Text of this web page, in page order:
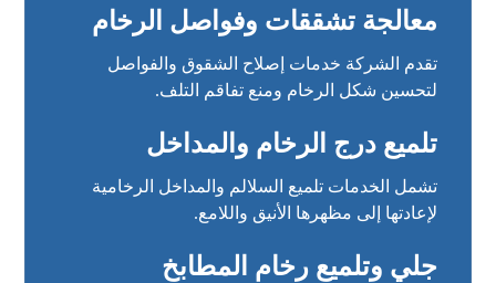
معالجة تشققات وفواصل الرخام
تقدم الشركة خدمات إصلاح الشقوق والفواصل
لتحسين شكل الرخام ومنع تفاقم التلف.
تلميع درج الرخام والمداخل
تشمل الخدمات تلميع السلالم والمداخل الرخامية
لإعادتها إلى مظهرها الأنيق واللامع.
جلي وتلميع رخام المطابخ